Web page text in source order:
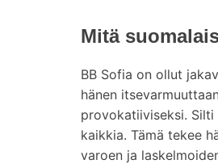
Mitä
BB Sofia on ollut
hänen
provokatiiviseksi.
kaikkia. Tämä tekee
varoen ja